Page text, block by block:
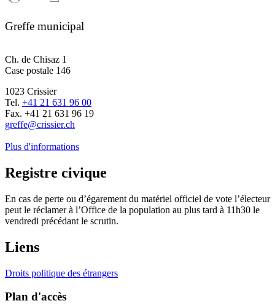
Greffe municipal
Ch. de Chisaz 1
Case postale 146
1023 Crissier
Tel. +41 21 631 96 00
Fax. +41 21 631 96 19
greffe@crissier.ch
Plus d'informations
Registre civique
En cas de perte ou d’égarement du matériel officiel de vote l’électeur
peut le réclamer à l’Office de la population au plus tard à 11h30 le
vendredi précédant le scrutin.
Liens
Droits politique des étrangers
Plan d'accès